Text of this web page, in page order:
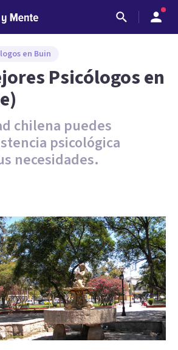
en Buin
Psicólogos en
chilena puedes
psicológica
necesidades.